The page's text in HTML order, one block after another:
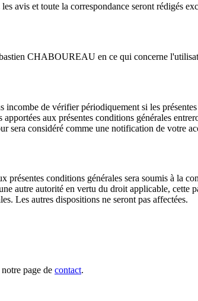
avis et toute la correspondance seront rédigés
CHABOUREAU en ce qui concerne
de vérifier périodiquement si les
aux présentes conditions générales
considéré comme une notification de votre
conditions générales sera soumis à la
autre autorité en vertu du droit applicable, cette
Les autres dispositions ne seront pas affectées.
page de contact.